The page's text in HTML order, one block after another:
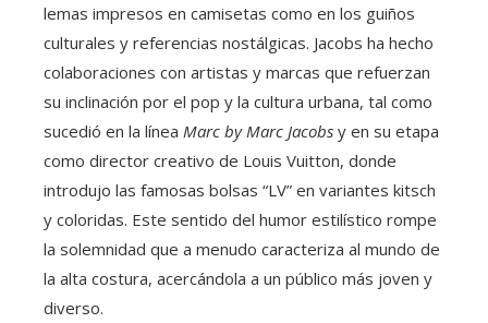
lemas impresos en camisetas como en los guiños
culturales y referencias nostálgicas. Jacobs ha hecho
colaboraciones con artistas y marcas que refuerzan
su inclinación por el pop y la cultura urbana, tal como
sucedió en la línea Marc by Marc Jacobs y en su etapa
como director creativo de Louis Vuitton, donde
introdujo las famosas bolsas “LV” en variantes kitsch
y coloridas. Este sentido del humor estilístico rompe
la solemnidad que a menudo caracteriza al mundo de
la alta costura, acercándola a un público más joven y
diverso.